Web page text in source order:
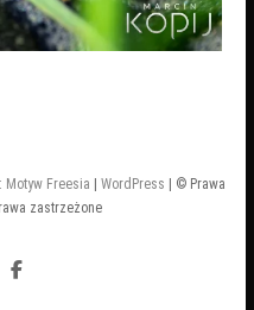
Motyw Freesia | WordPress | © Prawa
zastrzeżone
Facebook